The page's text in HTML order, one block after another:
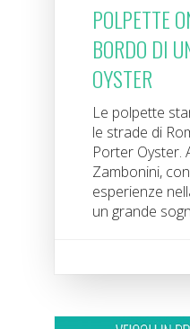
POLPETTE
BORDO DI
OYSTER
Le polpette
le strade di
Porter Oyster.
Zambonini,
esperienze
un grande